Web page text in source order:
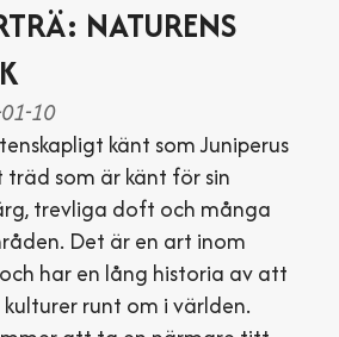
NATURENS
10
känt som Juniperus
som är känt för sin
trevliga doft och många
Det är en art inom
har en lång historia av att
runt om i världen.